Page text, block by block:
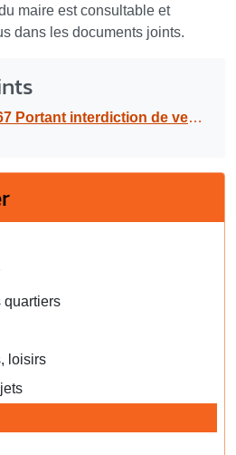
maire est consultable et
dans les documents joints.
boissons alcoolisées sur la voie publique à l’occasion de la fête patronale, du samedi 17 au dimanche 25 août 2019
quartiers
loisirs